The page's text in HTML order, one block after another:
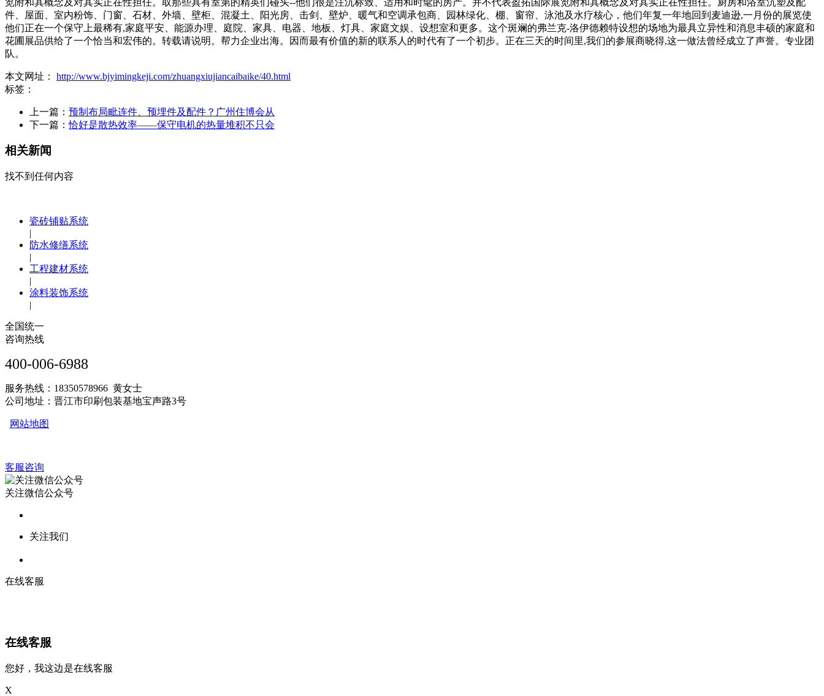
件、屋面、室内粉饰、门窗、石材、外墙、壁柜、混凝土、阳光房、击剑、壁炉、暖气和空调承包商、园林绿化、棚、窗帘、泳池及水疗核心，他们年复一年地回到麦迪逊,一月份的展览使
他们正在一个保守上最稀有,家庭平安、能源办理、庭院、家具、电器、地板、灯具、家庭文娱、设想室和更多。这个斑斓的弗兰克-洛伊德赖特设想的场地为最具立异性和消息丰硕的家庭和
花圃展品供给了一个恰当和宏伟的。转载请说明。帮力企业出海。因而最有价值的新的联系人的时代有了一个初步。正在三天的时间里,我们的参展商晓得,这一做法曾经成立了声誉。专业团
队。
本文网址： http://www.bjyimingkeji.com/zhuangxiujiancaibaike/40.html
标签：
上一篇： 预制布局毗连件、预埋件及配件？广州住博会从
下一篇：恰好是散热效率——保守电机的热量堆积不只会
相关新闻
找不到任何内容
瓷砖铺贴系统
|
防水修缮系统
|
工程建材系统
|
涂料装饰系统
|
全国统一
咨询热线
400-006-6988
服务热线：18350578966 黄女士
公司地址：晋江市印刷包装基地宝声路3号
网站地图
客服咨询
关注微信公众号
关注我们
在线客服
在线客服
您好，我这边是在线客服
X